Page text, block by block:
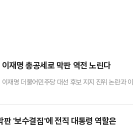
재명 총공세로 막판 역전 노린다
재명 더불어민주당 대선 후보 지지 진위 논란과
끌어내기 위한 전략으로 해석된다.국민의힘은 2
'보수결집'에 전직 대통령 역할은